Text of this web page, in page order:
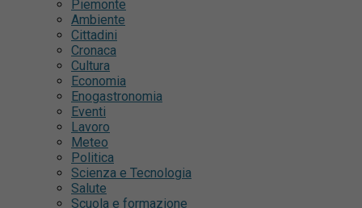
Piemonte
Ambiente
Cittadini
Cronaca
Cultura
Economia
Enogastronomia
Eventi
Lavoro
Meteo
Politica
Scienza e Tecnologia
Salute
Scuola e formazione